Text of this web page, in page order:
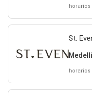
horarios
St.
horarios